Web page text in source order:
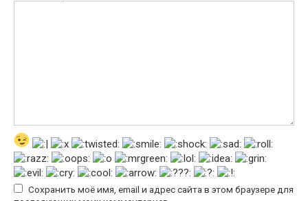
Сохранить моё имя, email и адрес сайта в этом браузере для